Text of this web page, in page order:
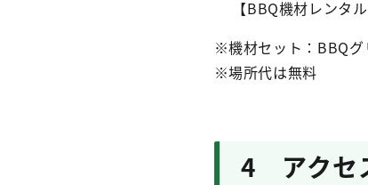
【BBQ機材レンタ
※機材セット：BBQグ
※場所代は無料
4 アクセ